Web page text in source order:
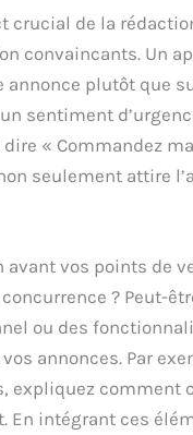
crucial de la
convaincants. Un
annonce plutôt que
sentiment
« Commandez
seulement attire
avant vos points de
? Peut-
ou des
annonces. Par
expliquez comment
En intégrant ces